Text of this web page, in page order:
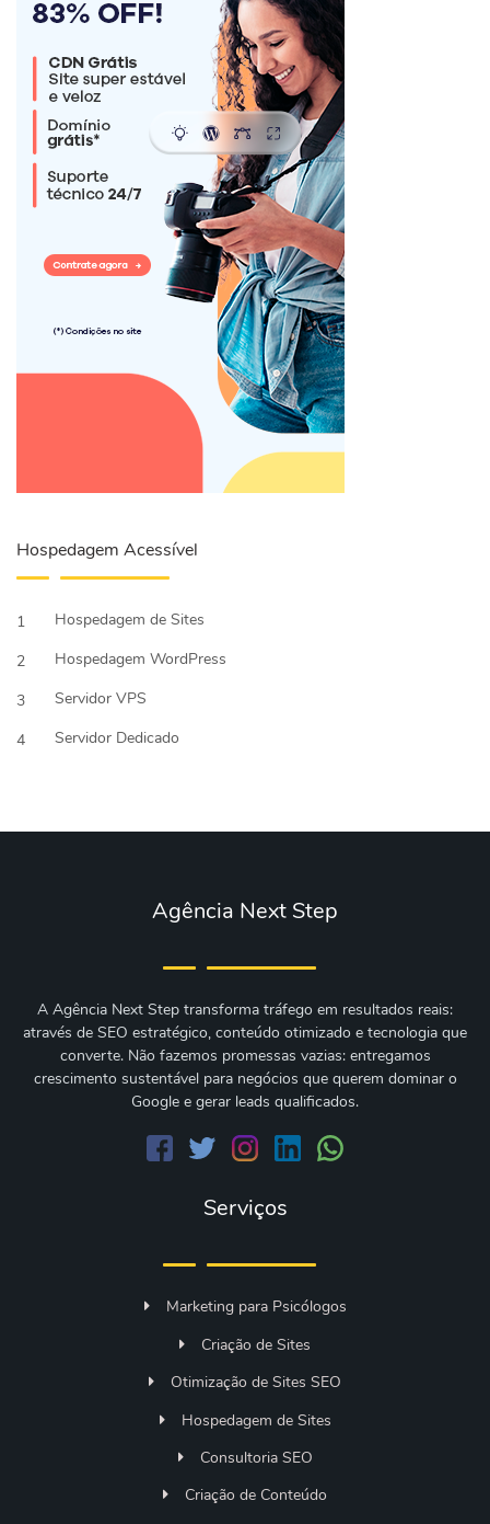
Hospedagem Acessível
1
Hospedagem de Sites
2
Hospedagem WordPress
3
Servidor VPS
4
Servidor Dedicado
Agência Next Step
A Agência Next Step transforma tráfego em resultados reais:
através de SEO estratégico, conteúdo otimizado e tecnologia que
converte. Não fazemos promessas vazias: entregamos
crescimento sustentável para negócios que querem dominar o
Google e gerar leads qualificados.
Serviços
Marketing para Psicólogos
Criação de Sites
Otimização de Sites SEO
Hospedagem de Sites
Consultoria SEO
Criação de Conteúdo